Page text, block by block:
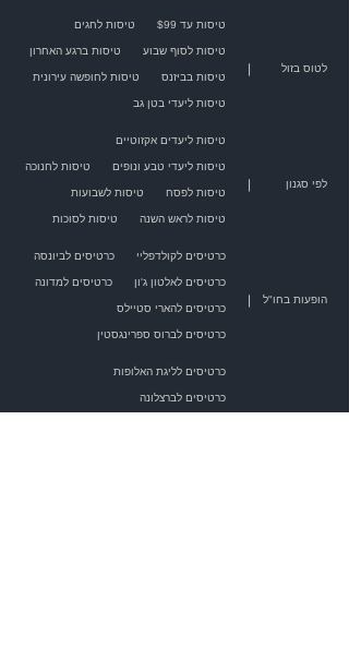
לטוס בזול |
טיסות עד $99 טיסות לחגים
טיסות לסוף שבוע טיסות ברגע האחרון
טיסות בביזנס טיסות לחופשה עירונית
טיסות ליעדי בטן גב
לפי סגנון |
טיסות ליעדים אקזוטיים
טיסות ליעדי טבע ונופים טיסות לחנוכה
טיסות לפסח טיסות לשבועות
טיסות לראש השנה טיסות לסוכות
הופעות בחו"ל |
כרטיסים לקולדפליי כרטיסים לביונסה
כרטיסים לאלטון ג'ון כרטיסים למדונה
כרטיסים להארי סטיילס
כרטיסים לברוס ספרינגסטין
כרטיסים לליגת האלופות
כרטיסים לברצלונה